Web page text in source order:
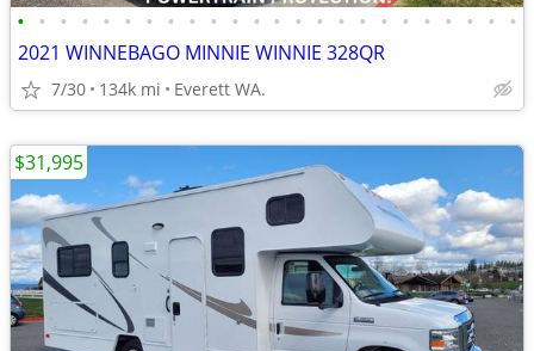
• • • • • • • • • • • • • • • • • • • • • • • •
2021 WINNEBAGO MINNIE WINNIE 328QR
7/30 134k mi Everett WA.
$31,995